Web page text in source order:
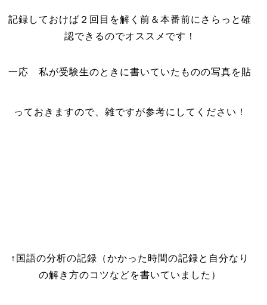
記録しておけば２回目を解く前＆本番前にさらっと確
認できるのでオススメです！
一応 私が受験生のときに書いていたものの写真を貼
っておきますので、雑ですが参考にしてください！
↑国語の分析の記録（かかった時間の記録と自分なり
の解き方のコツなどを書いていました）